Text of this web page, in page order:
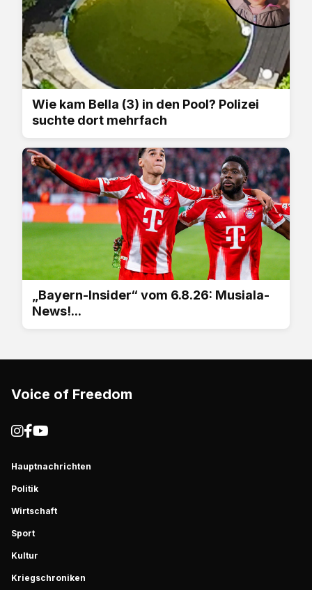
Wie kam Bella (3) in den Pool? Polizei
suchte dort mehrfach
„Bayern-Insider“ vom 6.8.26: Musiala-
News!...
Voice of Freedom
Hauptnachrichten
Politik
Wirtschaft
Sport
Kultur
Kriegschroniken